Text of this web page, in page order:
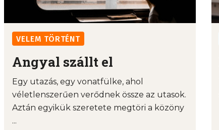
VELEM TÖRTÉNT
Angyal szállt el
Egy utazás, egy vonatfülke, ahol
véletlenszerűen verődnek össze az utasok.
Aztán egyikük szeretete megtöri a közöny
...